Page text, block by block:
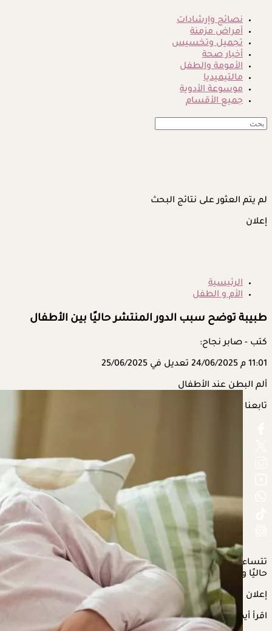
نصائح وإرشادات
أمراض مزمنة
تجميل وتخسيس
أخبار صحة
الأمومة والطفل
مالتيميديا
موسوعة الأدوية
جميع الأقسام
لم يتم العثور على نتائج البحث
إعلان
الرئيسية
الأم و الطفل
طبيبة توضح سبب الدور المنتشر حاليًا بين الأطفال
كتب - صابر نجاح:
11:01 م 24/06/2025 تعديل في 25/06/2025
ألم البطن عند الأطفال
تابعنا على
تتساءل الكثير من الأمهات عن طبيعة الدور المنتشر بين الأطفال
حاليًا وكيفية التغلب عليه والإرشادات الواجب اتباعها للوقاية منه.
إعلان
اقرأ أيضًا:6 أمراض قد تصيب طفلِك في الصيف- إليكِ أعراضها